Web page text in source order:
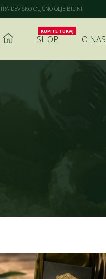
DEVIŠKO OLJČNO OLJE BILINI
SHOP O NAS